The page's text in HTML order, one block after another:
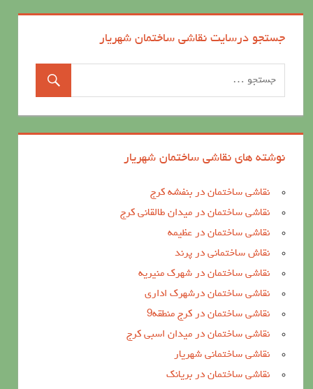
جستجو درسایت نقاشی ساختمان شهریار
نوشته های نقاشی ساختمان شهریار
نقاشی ساختمان در بنفشه کرج
نقاشی ساختمان در میدان طالقانی کرج
نقاشی ساختمان در عظیمه
نقاش ساختمانی در پرند
نقاشی ساختمان در شهرک منیریه
نقاشی ساختمان درشهرک اداری
نقاشی ساختمان در کرج منطقه9
نقاشی ساختمان در میدان اسبی کرج
نقاشی ساختمانی شهریار
نقاشی ساختمان در بریانک